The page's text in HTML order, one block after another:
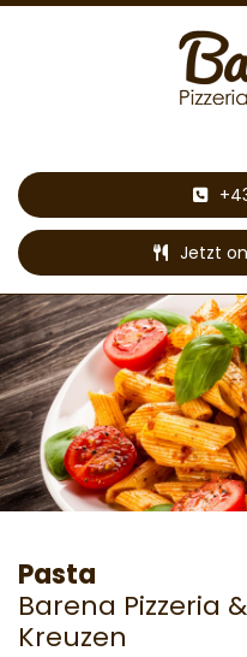
Jetzt
Pasta
Barena Pizzeria
Kreuzen